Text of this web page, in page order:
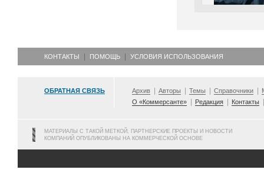
КОНТАКТЫ ПОМОЩЬ УСЛОВИЯ ИСПОЛЬЗОВАНИЯ
ОБРАТНАЯ СВЯЗЬ Архив Авторы Темы Справочники
О «Коммерсанте»
Редакция Контакты
МАТЕРИАЛЫ С ТАКОЙ МЕТКОЙ, ПАРТНЕРСКИЕ ПРОЕКТЫ И НОВОСТИ
КОМПАНИЙ ОПУБЛИКОВАНЫ НА КОММЕРЧЕСКОЙ ОСНОВЕ